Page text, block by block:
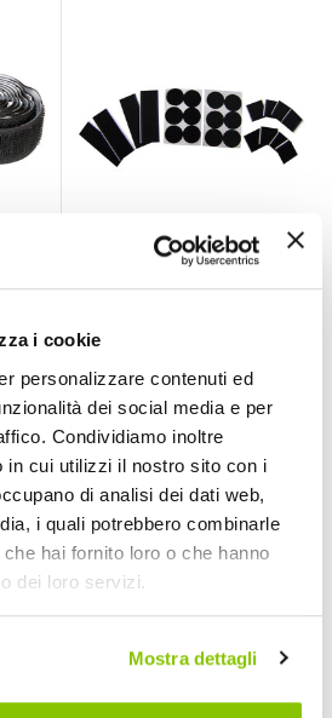
i cookie
personalizzare contenuti ed
dei social media e per
Condividiamo inoltre
in cui utilizzi il nostro sito con i
di analisi dei dati web,
i quali potrebbero combinarle
hai fornito loro o che hanno
dei loro servizi.
Mostra dettagli
Nastro adesivo -
LAMPA
2,85 €
CONSEGNA IN
Miglior Prezzo